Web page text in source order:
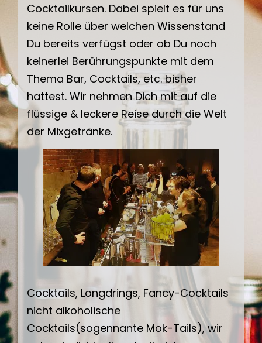
Cocktailkursen. Dabei spielt es für uns
keine Rolle über welchen Wissenstand
Du bereits verfügst oder ob Du noch
keinerlei Berührungspunkte mit dem
Thema Bar, Cocktails, etc. bisher
hattest. Wir nehmen Dich mit auf die
flüssige & leckere Reise durch die Welt
der Mixgetränke.
Cocktails, Longdrings, Fancy-Cocktails
nicht alkoholische
Cocktails(sogennante Mok-Tails), wir